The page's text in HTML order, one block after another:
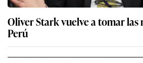
Oliver Stark vuelve a tomar las
Perú